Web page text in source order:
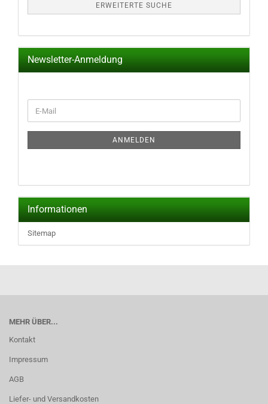
ERWEITERTE SUCHE
Newsletter-Anmeldung
ZUR
E-
Mail
ANMELDEN
Informationen
Sitemap
MEHR ÜBER...
Kontakt
Impressum
AGB
Liefer- und Versandkosten